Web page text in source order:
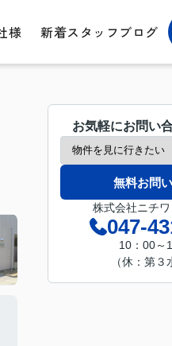
様 新着スタッフブログ
お気軽にお問い
無料お問
株式会社ニチ
047-
10：00～
（休：第３